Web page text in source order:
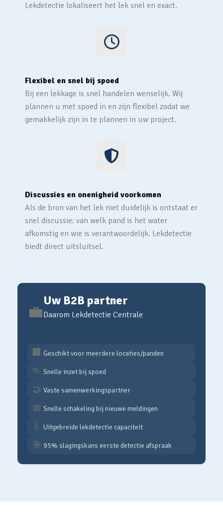
Lekdetectie lokaliseert het lek snel en exact.
Flexibel en snel bij spoed
Bij een lekkage is snel handelen wenselijk. Wij
plannen u met spoed in en zijn flexibel zodat we
gemakkelijk zijn in te plannen in uw project.
Discussies en onenigheid voorkomen
Als de bron van het lek niet duidelijk is ontstaat er
snel discussie: van welk pand is het water
afkomstig en wie is verantwoordelijk. Lekdetectie
biedt direct uitsluitsel.
💼
Uw B2B partner
Daarom Lekdetectie Centrale
🏢 Geschikt voor meerdere locaties/panden
🏃 Snelle inzet bij spoed
🤝 Vaste samenwerkingspartner
📅 Snelle schakeling bij nieuwe meldingen
💧 Uitgebreide lekdetectie capaciteit
🎯 95% slagingskans eerste detectie afspraak